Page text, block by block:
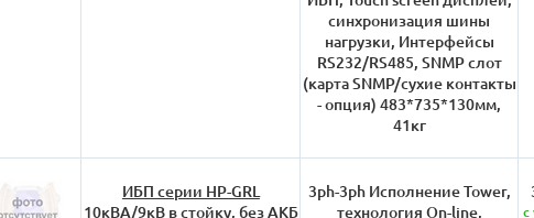
синхронизация шины
нагрузки, Интерфейсы
RS232/RS485, SNMP слот
(карта SNMP/сухие контакты
- опция) 483*735*130мм,
41кг
ИБП серии HP-GRL
10кВА/9кВ в стойку, без АКБ
3ph-3ph Исполнение Tower,
технология On-line,
с